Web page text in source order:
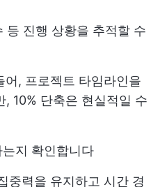
등 진행 상황을 추적할 수
, 프로젝트 타임라인을
10% 단축은 현실적일 수
지 확인합니다
중력을 유지하고 시간 경